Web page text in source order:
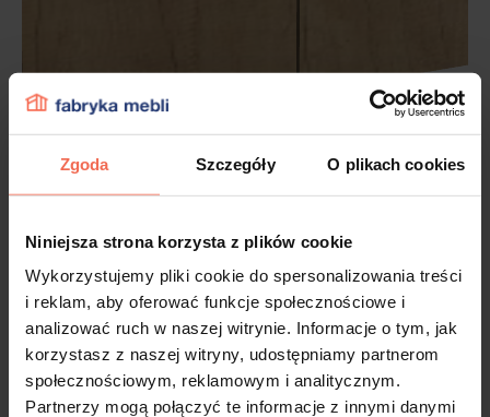
Zgoda Szczegóły O plikach cookies
Niniejsza strona korzysta z plików cookie
Wykorzystujemy pliki cookie do spersonalizowania treści
i reklam, aby oferować funkcje społecznościowe i
analizować ruch w naszej witrynie. Informacje o tym, jak
korzystasz z naszej witryny, udostępniamy partnerom
społecznościowym, reklamowym i analitycznym.
Partnerzy mogą połączyć te informacje z innymi danymi